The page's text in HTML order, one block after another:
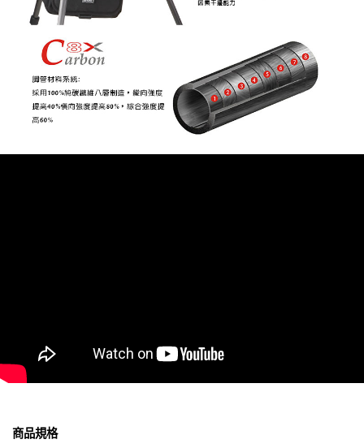
商品規格